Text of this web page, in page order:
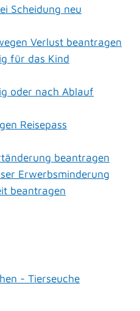
Scheidung neu
Verlust beantragen
für das Kind
oder nach Ablauf
Reisepass
beantragen
Erwerbsminderung
beantragen
- Tierseuche